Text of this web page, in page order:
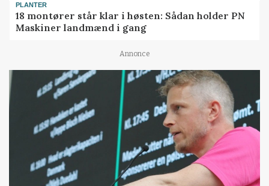
PLANTER
18 montører står klar i høsten: Sådan holder PN
Maskiner landmænd i gang
Annonce